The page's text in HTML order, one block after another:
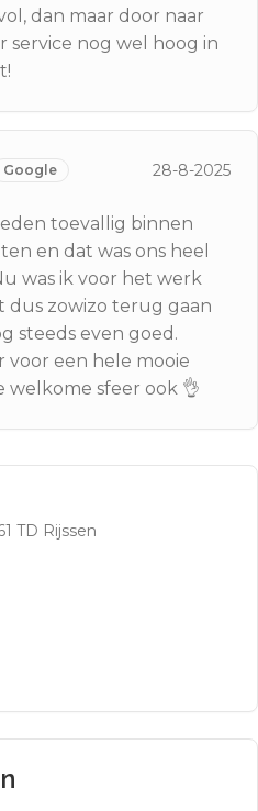
dan maar door naar
service nog wel hoog in
Google 28-8-2025
toevallig binnen
en dat was ons heel
was ik voor het werk
dus zowizo terug gaan
steeds even goed.
voor een hele mooie
welkome sfeer ook 👌
TD Rijssen